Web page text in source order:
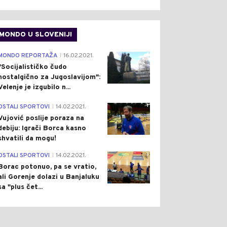
MONDO U SLOVENIJI
4
REPORTAŽA 16.02.2021.
čudo
za Jugoslavijom":
je izgubilo n...
1
SPORTOVI 14.02.2021.
poslije poraza na
Igrači Borca kasno
da mogu!
3
SPORTOVI 14.02.2021.
potonuo, pa se vratio,
Gorenje dolazi u Banjaluku
"plus čet...